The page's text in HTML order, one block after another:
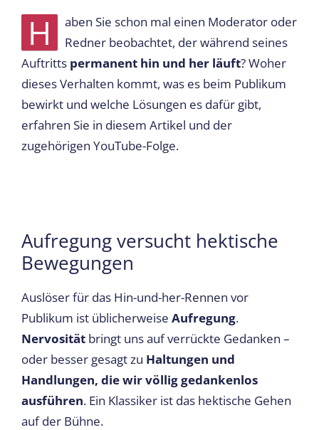
H
aben Sie schon mal einen Moderator oder
Redner beobachtet, der während seines
Auftritts permanent hin und her läuft? Woher
dieses Verhalten kommt, was es beim Publikum
bewirkt und welche Lösungen es dafür gibt,
erfahren Sie in diesem Artikel und der
zugehörigen YouTube-Folge.
Aufregung versucht hektische
Bewegungen
Auslöser für das Hin-und-her-Rennen vor
Publikum ist üblicherweise Aufregung.
Nervosität bringt uns auf verrückte Gedanken –
oder besser gesagt zu Haltungen und
Handlungen, die wir völlig gedankenlos
ausführen. Ein Klassiker ist das hektische Gehen
auf der Bühne.